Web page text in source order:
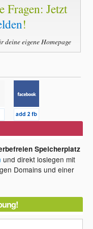
Fragen: Jetzt
!
eigene Homepage
Speicherplatz
und direkt loslegen mit
Domains und einer